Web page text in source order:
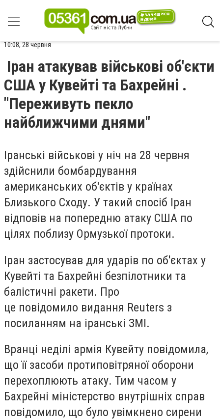
10:08, 28 червня
Іран атакував військові об'єкти
США у Кувейті та Бахрейні .
"Переживуть пекло
найближчими днями"
Іранські військові у ніч на 28 червня
здійснили бомбардування
американських об'єктів у країнах
Близького Сходу. У такий спосіб Іран
відповів на попередню атаку США по
цілях поблизу Ормузької протоки.
Іран застосував для ударів по об'єктах у
Кувейті та Бахрейні безпілотники та
балістичні ракети. Про
це повідомило видання Reuters з
посиланням на іранські ЗМІ.
Вранці неділі армія Кувейту повідомила,
що її засоби протиповітряної оборони
перехоплюють атаку. Тим часом у
Бахрейні міністерство внутрішніх справ
повідомило, що було увімкнено сирени